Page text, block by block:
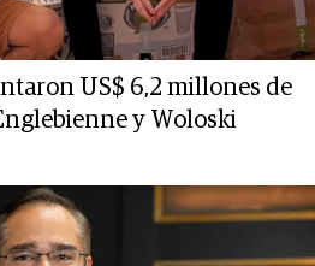
US$ 6,2 millones de
y Woloski